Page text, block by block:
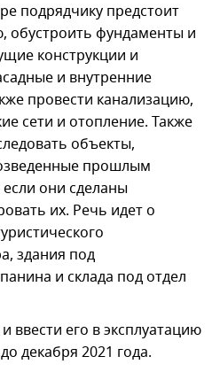
подрядчику предстоит
обустроить фундаменты и
конструкции и
и внутренние
провести канализацию,
сети и отопление. Также
объекты,
прошлым
они сделаны
их. Речь идет о
здания под
и склада под отдел
ввести его в эксплуатацию
декабря 2021 года.